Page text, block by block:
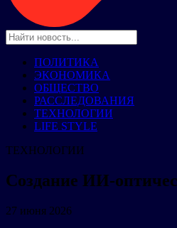
ПОЛИТИКА
ЭКОНОМИКА
ОБЩЕСТВО
РАССЛЕДОВАНИЯ
ТЕХНОЛОГИИ
LIFE STYLE
ТЕХНОЛОГИИ
Создание ИИ-
27 июня 2026